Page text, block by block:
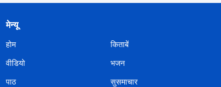
मेन्यू
होम
किताबें
वीडियो
भजन
पाठ
सुसमाचार